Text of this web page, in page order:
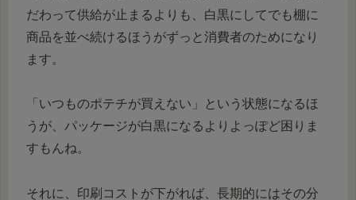
だわって供給が止まるよりも、白黒にしてでも棚に
商品を並べ続けるほうがずっと消費者のためになり
ます。
「いつものポテチが買えない」という状態になるほ
うが、パッケージが白黒になるよりよっぽど困りま
すもんね。
それに、印刷コストが下がれば、長期的にはその分